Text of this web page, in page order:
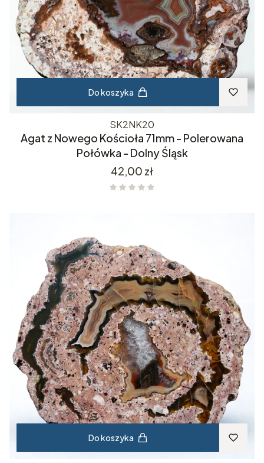
Do koszyka
SK2NK20
Agat z Nowego Kościoła 71mm - Polerowana
Połówka - Dolny Śląsk
Cena
42,00 zł
Do koszyka